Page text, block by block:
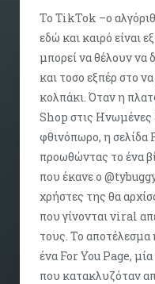
Το TikTok –ο
εδώ και καιρό είναι
μπορεί να θέλουν να
και τοσο εξπέρ στο
κολπάκι. Όταν η
Shop στις Ηνωμένες
φθινόπωρο, η σελίδα
προωθώντας το ένα
που έκανε ο
χρήστες της θα
που γίνονται viral
τους. Το αποτέλεσμα
ένα For You Page,
που κατακλυζόταν